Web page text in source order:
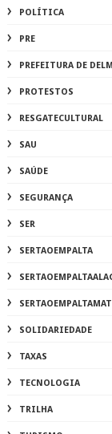
POLÍTICA
PRE
PREFEITURA DE
PROTESTOS
RESGATECULTURAL
SAU
SAÚDE
SEGURANÇA
SER
SERTAOEMPALTA
SOLIDARIEDADE
TAXAS
TECNOLOGIA
TRILHA